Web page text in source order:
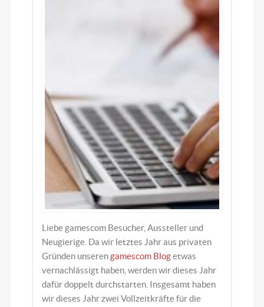
Liebe gamescom Besucher, Aussteller und
Neugierige. Da wir letztes Jahr aus privaten
Gründen unserengamescom Blogetwas
vernachlässigt haben, werden wir dieses Jahr
dafür doppelt durchstarten. Insgesamt haben
wir dieses Jahr zwei Vollzeitkräfte für die